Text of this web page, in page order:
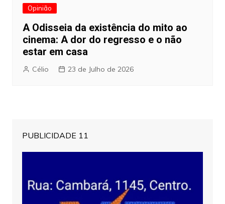
Opinião
A Odisseia da existência do mito ao
cinema: A dor do regresso e o não
estar em casa
Célio 23 de Julho de 2026
PUBLICIDADE 11